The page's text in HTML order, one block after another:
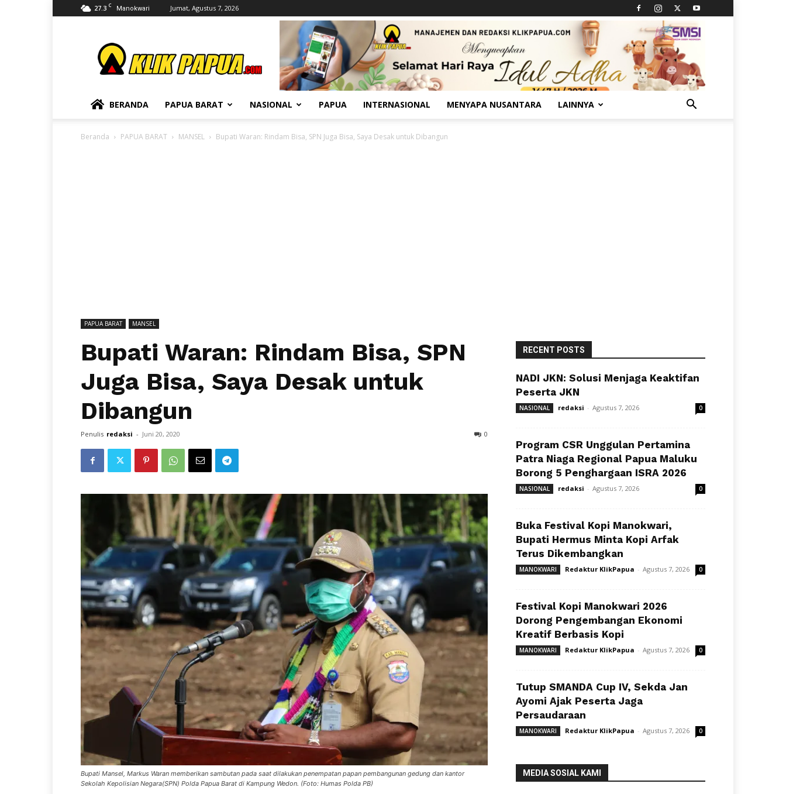
27.3 C Manokwari Jumat, Agustus 7, 2026
BERANDA PAPUA BARAT NASIONAL PAPUA INTERNASIONAL MENYAPA NUSANTARA LAINNYA
Beranda PAPUA BARAT MANSEL Bupati Waran: Rindam Bisa, SPN Juga Bisa, Saya Desak untuk Dibangun
PAPUA BARAT MANSEL
Bupati Waran: Rindam Bisa, SPN
Juga Bisa, Saya Desak untuk
Dibangun
Penulis redaksi - Juni 20, 2020 0
Bupati Mansel, Markus Waran memberikan sambutan pada saat dilakukan penempatan papan pembangunan gedung dan kantor
Sekolah Kepolisian Negara(SPN) Polda Papua Barat di Kampung Wedon. (Foto: Humas Polda PB)
RECENT POSTS
NADI JKN: Solusi Menjaga Keaktifan
Peserta JKN
NASIONAL redaksi - Agustus 7, 2026 0
Program CSR Unggulan Pertamina
Patra Niaga Regional Papua Maluku
Borong 5 Penghargaan ISRA 2026
NASIONAL redaksi - Agustus 7, 2026 0
Buka Festival Kopi Manokwari,
Bupati Hermus Minta Kopi Arfak
Terus Dikembangkan
MANOKWARI Redaktur KlikPapua - Agustus 7, 2026 0
Festival Kopi Manokwari 2026
Dorong Pengembangan Ekonomi
Kreatif Berbasis Kopi
MANOKWARI Redaktur KlikPapua - Agustus 7, 2026 0
Tutup SMANDA Cup IV, Sekda Jan
Ayomi Ajak Peserta Jaga
Persaudaraan
MANOKWARI Redaktur KlikPapua - Agustus 7, 2026 0
MEDIA SOSIAL KAMI